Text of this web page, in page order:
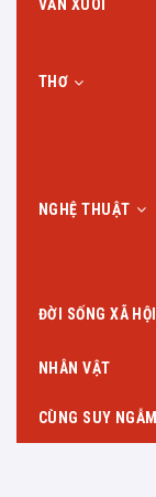
VĂN XUÔI
THƠ
NGHỆ THUẬT
ĐỜI SỐNG XÃ HỘI
NHÂN VẬT
CÙNG SUY NGẪM